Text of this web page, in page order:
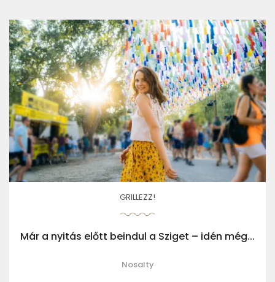
GRILLEZZ!
Már a nyitás előtt beindul a Sziget – idén még...
Nosalty